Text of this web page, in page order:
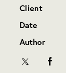
Client
Date
Author